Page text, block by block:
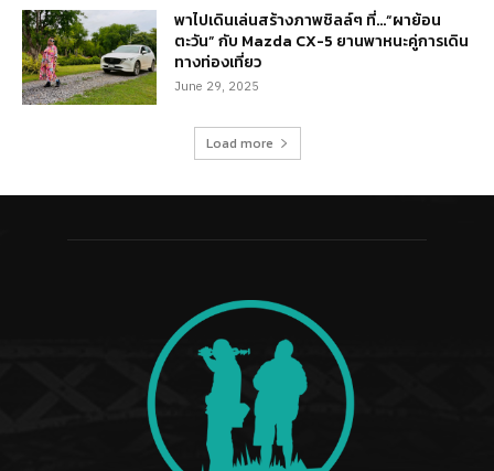
พาไปเดินเล่นสร้างภาพชิลล์ๆ ที่…“ผาย้อน
ตะวัน” กับ Mazda CX-5 ยานพาหนะคู่การเดิน
ทางท่องเที่ยว
June 29, 2025
Load more